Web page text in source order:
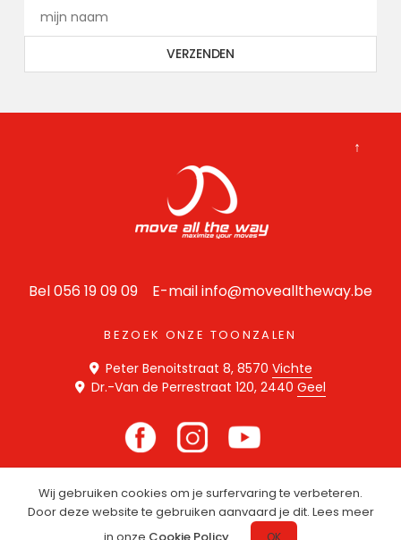
↑
Bel 056 19 09 09 E-mailinfo@movealltheway.be
BEZOEK ONZE TOONZALEN
Peter Benoitstraat 8, 8570 Vichte
Dr.-Van de Perrestraat 120, 2440 Geel
Disclaimer Privacy Statement Cookie Policy
Website door SPECTER
Wij gebruiken cookies om je surfervaring te verbeteren.
Door deze website te gebruiken aanvaard je dit. Lees meer
OK